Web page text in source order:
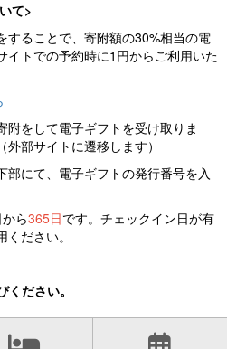
て>
することで、寄附額の30%相当の電
イトでの予約時に1円からご利用いた
附をして電子ギフトを受け取りま
（外部サイトに遷移します）
部にて、電子ギフトの発行番号を入
ら365日です。チェックイン日が有
ださい。
ださい。